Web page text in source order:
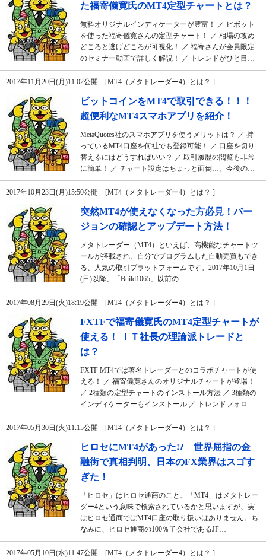
た福寄儀寛氏のMT4定型チャートとは？
無料オリジナルインディケーターが豊富！ ／ ピボット
を使った福寄儀寛さんの定型チャート！ ／ 相場の攻め
どころと逃げどころが可視化！ ／ 福寄さんが会員限定
のセミナー動画で詳しく解説！ ／ トレンドがひと目…
2017年11月20日(月)11:02公開 [MT4（メタトレーダー4）とは？ ]
ビットコインをMT4で取引できる！！！
超便利なMT4スマホアプリを紹介！
MetaQuotes社のスマホアプリを使うメリットは？ ／ 持
っているMT4口座を何社でも登録可能！ ／ 口座を切り
替えるにはどうすればいい？ ／ 取引履歴の閲覧も非常
に簡単！ ／ チャート設定はちょっと面倒…。今後の…
2017年10月23日(月)15:50公開 [MT4（メタトレーダー4）とは？ ]
突然MT4が使えなくなった方必見！バー
ジョンの確認とアップデート方法！
メタトレーダー（MT4）といえば、高機能なチャートツ
ールが搭載され、自分でプログラムした自動売買もでき
る、人気の取引プラットフォームです。2017年10月1日
(日)以降、「Build1065」以前の…
2017年08月29日(火)18:19公開 [MT4（メタトレーダー4）とは？ ]
FXTFで福寄儀寛氏のMT4定型チャートが
使える！ ＩＴ社長の理論派トレードと
は？
FXTF MT4では著名トレーダーとのコラボチャートが使
える！ ／ 福寄儀寛さんのオリジナルチャートが登場！
／ 2種類の定型チャートのインストール方法 ／ 3種類の
インディケーターもインストール ／ トレンドフォロ…
2017年05月30日(火)11:15公開 [MT4（メタトレーダー4）とは？ ]
ヒロセにMT4があった!? 世界屈指の金
融街で真相判明、日本のFX業界はスゴす
ぎた！
「ヒロセ」はヒロセ通商のこと、「MT4」はメタトレー
ダー4という意味で検索されているかと思いますが、実
はヒロセ通商ではMT4口座の取り扱いはありません。ち
なみに、ヒロセ通商の100％子会社であるJF…
2017年05月10日(水)11:47公開 [MT4（メタトレーダー4）とは？ ]